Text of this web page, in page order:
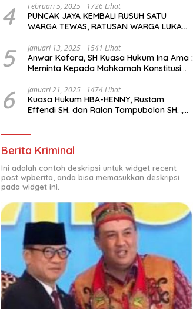
Keputusan yang Hikmat oleh Bapak
Imanuel dan Bapak Rey Mencabut
Gugatannya ke MK
4 Februari 5, 2025 1726 Lihat
PUNCAK JAYA KEMBALI RUSUH SATU
WARGA TEWAS, RATUSAN WARGA LUKA
TERBAKAR
5 Januari 13, 2025 1541 Lihat
Anwar Kafara, SH Kuasa Hukum Ina Ama :
Meminta Kepada Mahkamah Konstitusi
TPS Bermasalah
6 Januari 21, 2025 1474 Lihat
Kuasa Hukum HBA-HENNY, Rustam
Effendi SH. dan Ralan Tampubolon SH. ,
di MK9
Berita Kriminal
Ini adalah contoh deskripsi untuk widget recent
post wpberita, anda bisa memasukkan deskripsi
pada widget ini.